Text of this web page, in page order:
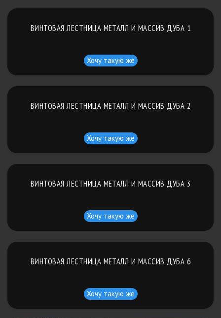
ВИНТОВАЯ ЛЕСТНИЦА МЕТАЛЛ И МАССИВ ДУБА 1
Хочу такую же
ВИНТОВАЯ ЛЕСТНИЦА МЕТАЛЛ И МАССИВ ДУБА 2
Хочу такую же
ВИНТОВАЯ ЛЕСТНИЦА МЕТАЛЛ И МАССИВ ДУБА 3
Хочу такую же
ВИНТОВАЯ ЛЕСТНИЦА МЕТАЛЛ И МАССИВ ДУБА 6
Хочу такую же